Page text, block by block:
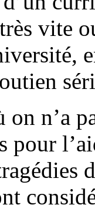
vite
on n’a
pour